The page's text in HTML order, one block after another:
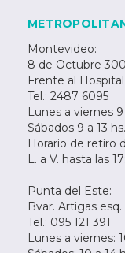
Montevideo:
8 de Octubre
Frente al
Tel.: 2487 6095
Lunes a viernes 9
Sábados 9 a 13 hs.
Horario de retiro
L. a V. hasta las
Punta del Este:
Bvar. Artigas
Tel.: 095 121 391
Lunes a viernes: